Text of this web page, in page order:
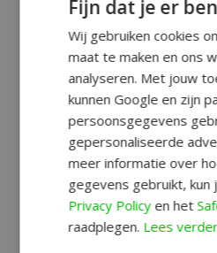
Fijn dat je er
Wij gebruiken cookies
maat te maken en ons
analyseren. Met jouw
kunnen Google en zijn
persoonsgegevens
gepersonaliseerde
meer informatie over
gegevens gebruikt,
Privacy Policyen het
raadplegen. Lees